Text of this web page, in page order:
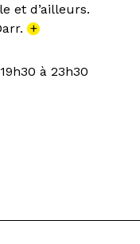
et d’ailleurs.
+
à 23h30